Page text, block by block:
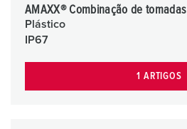
AMAXX® Combinação de tomadas
Plástico
IP67
1 ARTIGOS